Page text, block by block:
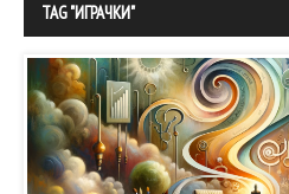
TAG "ИГРАЧКИ"